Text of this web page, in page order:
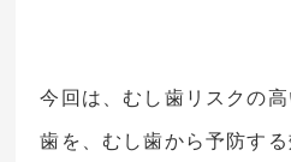
今回は、むし歯リスクの
歯を、むし歯から予防す